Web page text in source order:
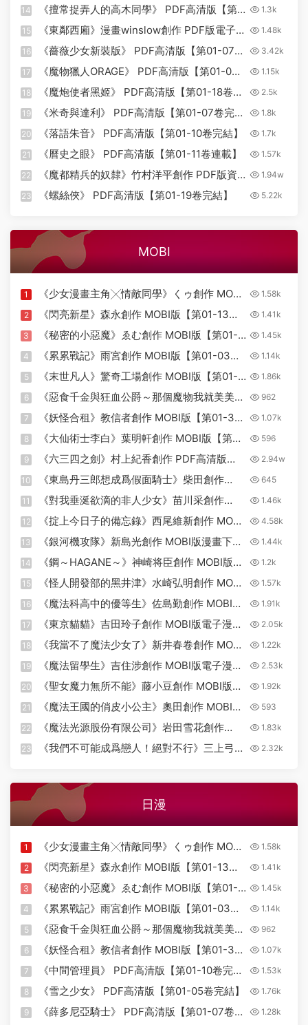
14
《擅常捉弄人的高木同學》 PDF高清版【第
01-20卷完結】
1.3k
15
《東鄰西廂》漫畫winslow創作 PDF版電子漫
畫【01-170話完結】—–
Kindle/JPG/Mobi/PDF
1.48k
16
《薔薇少女新裝版》 PDF高清版【第01-07卷
完結】
3.42k
17
《魔物獵人ORAGE》 PDF高清版【第01-04
卷完結】
1.15k
18
《魔炮使者黑姬》 PDF高清版【第01-18卷完
結】
2.5k
19
《米奇與達利》 PDF高清版【第01-07卷完
結】
1.8k
20 《落語朱音》 PDF高清版【第01-10卷完結】 1.7k
21 《曆史之眼》 PDF高清版【第01-11卷連載】 1.57k
22
《魔都精兵的奴隸》竹村洋平創作 PDF版資
源下載【01-15卷連125-149話+番外連載】
【電子版漫畫】
1.94w
23 《螺絲俠》 PDF高清版【第01-19卷完結】 5.22k
MOBI
1
《少女漫畫主角╳情敵同學》くゥ創作 MOBI
版【第01-04卷完結】
1.58k
2
《閃亮新星》森永創作 MOBI版【第01-13卷
完結】
1.41k
3
《秘密的小惡魔》ゑむ創作 MOBI版【第01-
03卷完結】
1.45k
4
《累累戰記》雨宮創作 MOBI版【第01-03卷
完結】
1.14k
5
《末世凡人》驚奇工場創作 MOBI版【第01-
601話+番外完結】
1.86k
6
《惡食千金與狂血公爵～那個魔物我就美美地
享用了！》星彼方原作 MOBI版【第01-08卷
連載中】
962
7
《妖怪合租》教信者創作 MOBI版【第01-34
話完結】
1.07k
8
《大仙術士李白》葉明軒創作 MOBI版【第
01-08卷完結】
596
9
《六三四之劍》村上紀香創作 PDF高清版
【第01-24卷完結】
2.94w
10
《東島丹三郎想成爲假面騎士》柴田創作
MOBI版漫畫下載【第01-63話+番外未】
645
11
《對我垂涎欲滴的非人少女》苗川采創作
MOBI版漫畫下載【第01-07卷+32-48話未】
1.46k
12
《掟上今日子的備忘錄》西尾維新創作 MOBI
版漫畫下載【第01-05卷完】
4.58k
13
《銀河機攻隊》新島光創作 MOBI版漫畫下載
【第01-16卷完】
1.44k
14
《鋼～HAGANE～》神崎将臣創作 MOBI版漫
畫下載【第01-16卷完】
1.2k
15
《怪人開發部的黑井津》水崎弘明創作 MOBI
版漫畫下載【第01-05卷+31-50話未】
1.57k
16
《魔法科高中的優等生》佐島勤創作 MOBI版
電子漫畫【第01-09卷未】
1.91k
17
《東京貓貓》吉田玲子創作 MOBI版電子漫畫
【第01-07卷完+第二部01-02卷完+番外】
2.05k
18
《我當不了魔法少女了》新井春卷創作 MOBI
版電子漫畫【第01-05卷完】
1.22k
19
《魔法留學生》吉住涉創作 MOBI版電子漫畫
【第01-05卷完】
2.53k
20
《聖女魔力無所不能》藤小豆創作 MOBI版電
子漫畫【第01-07卷未】
1.92k
21
《魔法王國的俏皮小公主》奧田創作 MOBI版
電子漫畫【第01-07卷完】
593
22
《魔法光源股份有限公司》岩田雪花創作
MOBI版電子漫畫【第01-06卷未】
1.83k
23
《我們不可能成爲戀人！絕對不行》三上弓憐
2.32k
日漫
1
《少女漫畫主角╳情敵同學》くゥ創作 MOBI
版【第01-04卷完結】
1.58k
2
《閃亮新星》森永創作 MOBI版【第01-13卷
完結】
1.41k
3
《秘密的小惡魔》ゑむ創作 MOBI版【第01-
03卷完結】
1.45k
4
《累累戰記》雨宮創作 MOBI版【第01-03卷
完結】
1.14k
5
《惡食千金與狂血公爵～那個魔物我就美美地
享用了！》星彼方原作 MOBI版【第01-08卷
連載中】
962
6
《妖怪合租》教信者創作 MOBI版【第01-34
話完結】
1.07k
7
《中間管理員》 PDF高清版【第01-10卷完
結】
1.53k
8 《雪之少女》 PDF高清版【第01-05卷完結】 1.76k
9
《薛多尼亞騎士》 PDF高清版【第01-07卷完
1.28k